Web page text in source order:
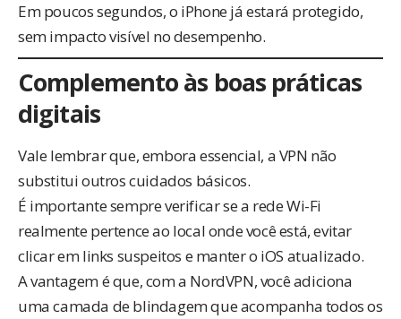
Em poucos segundos, o iPhone já estará protegido,
sem impacto visível no desempenho.
Complemento às boas práticas
digitais
Vale lembrar que, embora essencial, a VPN não
substitui outros cuidados básicos.
É importante sempre verificar se a rede Wi-Fi
realmente pertence ao local onde você está, evitar
clicar em links suspeitos e manter o iOS atualizado.
A vantagem é que, com a NordVPN, você adiciona
uma camada de blindagem que acompanha todos os